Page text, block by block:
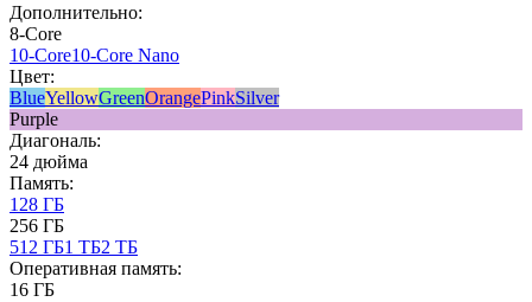
Дополнительно:
8-Core
10-Core10-Core Nano
Цвет:
BlueYellowGreenOrangePinkSilver
Purple
Диагональ:
24 дюйма
Память:
128 ГБ
256 ГБ
512 ГБ1 ТБ2 ТБ
Оперативная память:
16 ГБ